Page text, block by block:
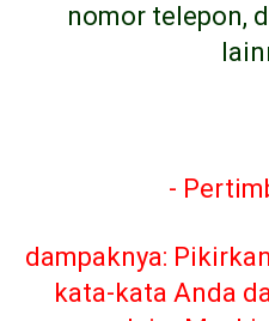
nomor telepon,
-
dampaknya:
kata-kata Anda